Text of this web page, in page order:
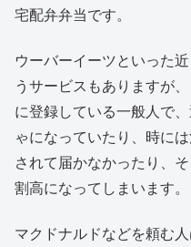
宅配弁弁当です。
ウーバーイーツといった
うサービスもありますが
に登録している一般人で
ゃになっていたり、時に
されて届かなかったり、
割高になってしまいます。
マクドナルドなどを頼む